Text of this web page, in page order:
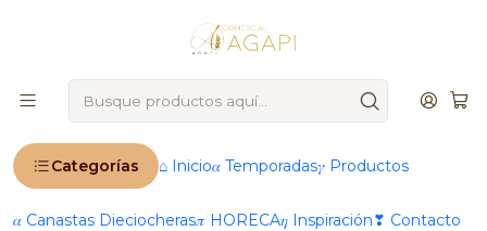
Categorías ⌂ Inicio𝛼 Temporadas𝛾 Productos
𝛼 Canastas Dieciocheras𝜋 HORECA𝜂 Inspiración❣ Contacto
IMPORTANTE: Ahora operamos 100 % online 🚨
Inicio Productos ®️ Marcas
Wasil
Durazno en Conserva en Trocitos Wasil 590 grs